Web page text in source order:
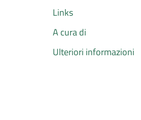
Links
A cura di
Ulteriori informazioni